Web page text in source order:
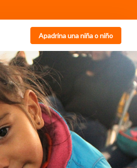
Apadrina una niña o niño